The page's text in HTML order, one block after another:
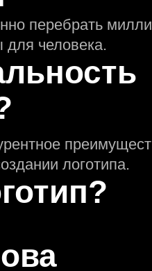
перебрать
человека.
логотипа.